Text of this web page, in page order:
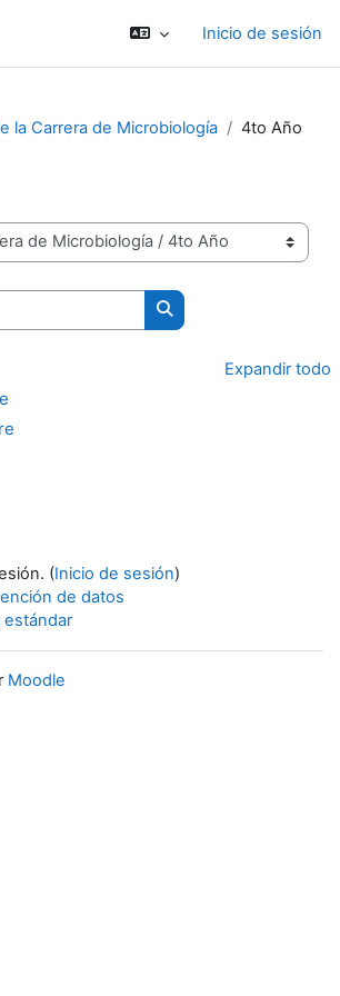
Inicio de sesión
la Carrera de Microbiología 4to Año
Buscar cursos
Expandir todo
(Inicio de sesión)
de datos
estándar
Moodle